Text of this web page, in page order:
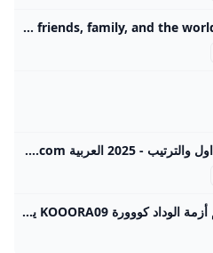
- YouTube Enjoy the videos and music you love, upload original content, and share it all with friends, family, and the world on YouTube.
الوداد الرياضيالجداول والترتيب - 2025 العربية Goal.com أ حدث ترتيب ل الوداد الرياضي والترتيب الحالي لالدوري المغربي الممتاز, كأس العالم للأندية, وديات الأندية
3 ملايين دولار تفاقم أزمة الوداد كووورة KOOORA09 يوليو 202402:09